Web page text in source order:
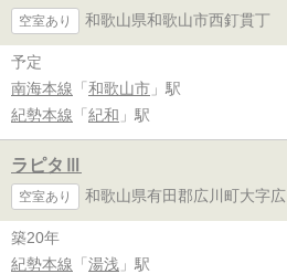
空室あり 和歌山県和歌山市西釘貫丁
予定
南海本線 「 和歌山市 」駅
紀勢本線 「 紀和 」駅
ラピタⅢ
空室あり 和歌山県有田郡広川町大字広
築20年
紀勢本線 「 湯浅 」駅